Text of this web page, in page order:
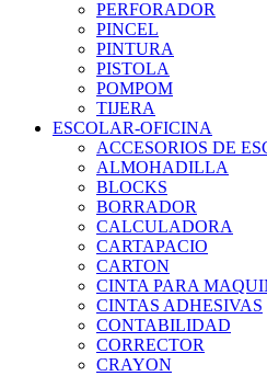
PERFORADOR
PINCEL
PINTURA
PISTOLA
POMPOM
TIJERA
ESCOLAR-OFICINA
ACCESORIOS DE
ALMOHADILLA
BLOCKS
BORRADOR
CALCULADORA
CARTAPACIO
CARTON
CINTA PARA
CINTAS ADHESIVAS
CONTABILIDAD
CORRECTOR
CRAYON